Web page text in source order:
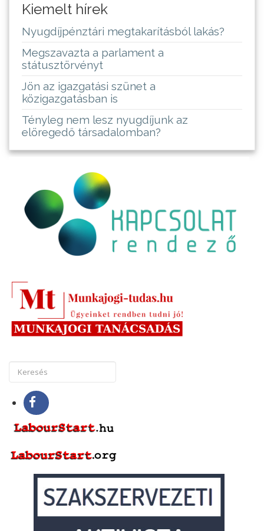
Kiemelt hírek
Nyugdíjpénztári megtakarításból lakás?
Megszavazta a parlament a
státusztörvényt
Jön az igazgatási szünet a
közigazgatásban is
Tényleg nem lesz nyugdíjunk az
elöregedő társadalomban?